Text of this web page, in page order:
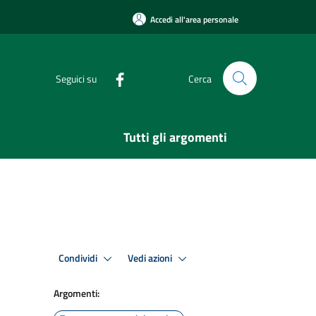
Accedi all'area personale
Seguici su Cerca
Tutti gli argomenti
Condividi Vedi azioni
Argomenti: